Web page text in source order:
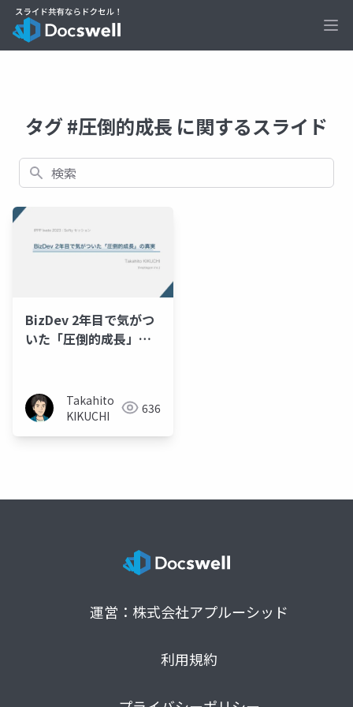
タグ #圧倒的成長 に関するスライド
検索
BizDev 2年目で気がつ
いた「圧倒的成長」の
Takahito
KIKUCHI
636
運営：株式会社アプルーシッド
利用規約